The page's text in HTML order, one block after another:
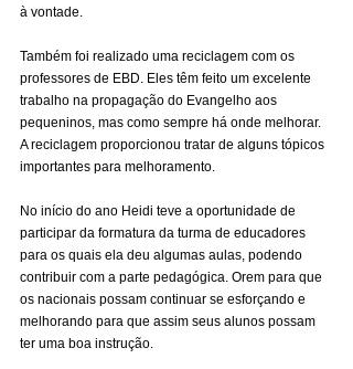
à vontade.
Também foi realizado uma reciclagem com os
professores de EBD. Eles têm feito um excelente
trabalho na propagação do Evangelho aos
pequeninos, mas como sempre há onde melhorar.
A reciclagem proporcionou tratar de alguns tópicos
importantes para melhoramento.
No início do ano Heidi teve a oportunidade de
participar da formatura da turma de educadores
para os quais ela deu algumas aulas, podendo
contribuir com a parte pedagógica. Orem para que
os nacionais possam continuar se esforçando e
melhorando para que assim seus alunos possam
ter uma boa instrução.